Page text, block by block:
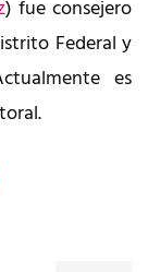
) fue consejero
Federal y
es